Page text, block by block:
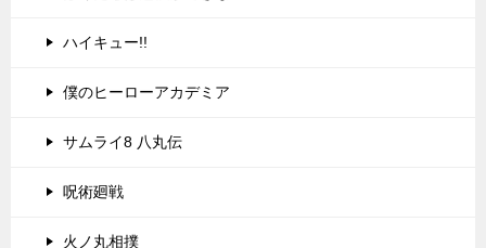
ハイキュー!!
僕のヒーローアカデミア
サムライ8 八丸伝
呪術廻戦
火ノ丸相撲